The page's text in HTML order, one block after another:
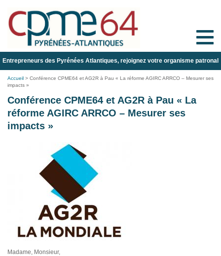
Toggle
Entrepreneurs des Pyrénées Atlantiques, rejoignez votre organisme patronal
Accueil > Conférence CPME64 et AG2R à Pau « La réforme AGIRC ARRCO – Mesurer ses
impacts »
Conférence CPME64 et AG2R à Pau « La
réforme AGIRC ARRCO – Mesurer ses
impacts »
Madame, Monsieur,